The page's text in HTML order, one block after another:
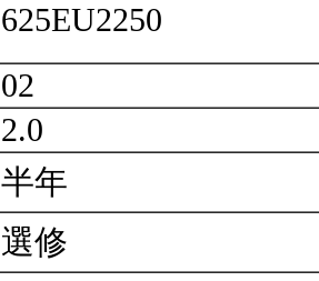
625EU2250
02
2.0
半年
選修